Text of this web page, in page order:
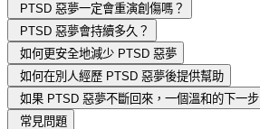
PTSD 惡夢一定會重演創傷嗎？
PTSD 惡夢會持續多久？
如何更安全地減少 PTSD 惡夢
如何在別人經歷 PTSD 惡夢後提供幫助
如果 PTSD 惡夢不斷回來，一個溫和的下一步
常見問題